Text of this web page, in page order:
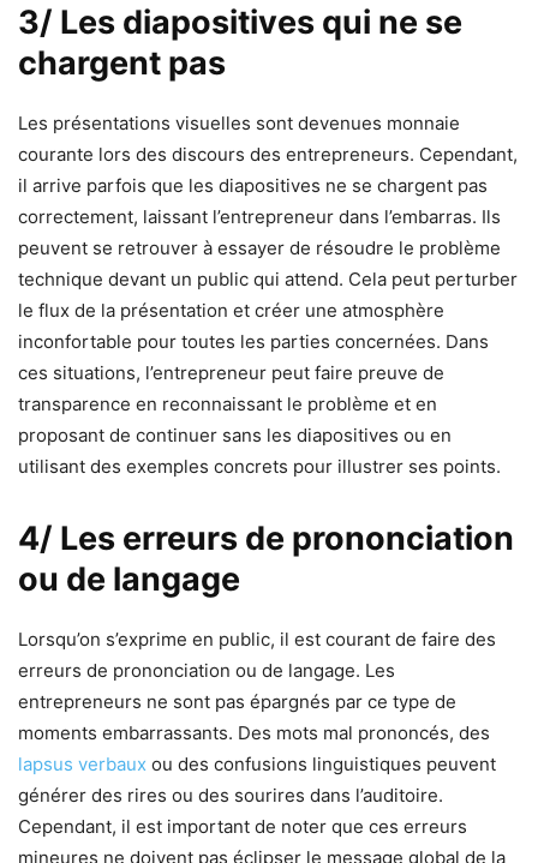
3/ Les diapositives qui ne se
chargent pas
Les présentations visuelles sont devenues monnaie
courante lors des discours des entrepreneurs. Cependant,
il arrive parfois que les diapositives ne se chargent pas
correctement, laissant l’entrepreneur dans l’embarras. Ils
peuvent se retrouver à essayer de résoudre le problème
technique devant un public qui attend. Cela peut perturber
le flux de la présentation et créer une atmosphère
inconfortable pour toutes les parties concernées. Dans
ces situations, l’entrepreneur peut faire preuve de
transparence en reconnaissant le problème et en
proposant de continuer sans les diapositives ou en
utilisant des exemples concrets pour illustrer ses points.
4/ Les erreurs de prononciation
ou de langage
Lorsqu’on s’exprime en public, il est courant de faire des
erreurs de prononciation ou de langage. Les
entrepreneurs ne sont pas épargnés par ce type de
moments embarrassants. Des mots mal prononcés, des
lapsus verbaux ou des confusions linguistiques peuvent
générer des rires ou des sourires dans l’auditoire.
Cependant, il est important de noter que ces erreurs
mineures ne doivent pas éclipser le message global de la